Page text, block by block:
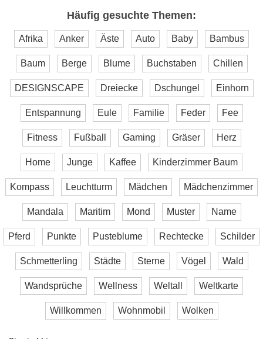
Häufig gesuchte Themen:
Afrika Anker Äste Auto Baby Bambus
Baum Berge Blume Buchstaben Chillen
DESIGNSCAPE Dreiecke Dschungel Einhorn
Entspannung Eule Familie Feder Fee
Fitness Fußball Gaming Gräser Herz
Home Junge Kaffee Kinderzimmer Baum
Kompass Leuchtturm Mädchen Mädchenzimmer
Mandala Maritim Mond Muster Name
Pferd Punkte Pusteblume Rechtecke Schilder
Schmetterling Städte Sterne Vögel Wald
Wandsprüche Wellness Weltall Weltkarte
Willkommen Wohnmobil Wolken